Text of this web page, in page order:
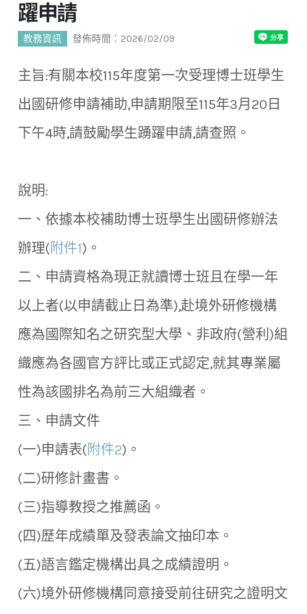
躍申請
教務資訊 發佈時間：2026/02/09
主旨:有關本校115年度第一次受理博士班學生
出國研修申請補助,申請期限至115年3月20日
下午4時,請鼓勵學生踴躍申請,請查照。
說明:
一、依據本校補助博士班學生出國研修辦法
辦理(附件1)。
二、申請資格為現正就讀博士班且在學一年
以上者(以申請截止日為準),赴境外研修機構
應為國際知名之研究型大學、非政府(營利)組
織應為各國官方評比或正式認定,就其專業屬
性為該國排名為前三大組織者。
三、申請文件
(一)申請表(附件2)。
(二)研修計畫書。
(三)指導教授之推薦函。
(四)歷年成績單及發表論文抽印本。
(五)語言鑑定機構出具之成績證明。
(六)境外研修機構同意接受前往研究之證明文